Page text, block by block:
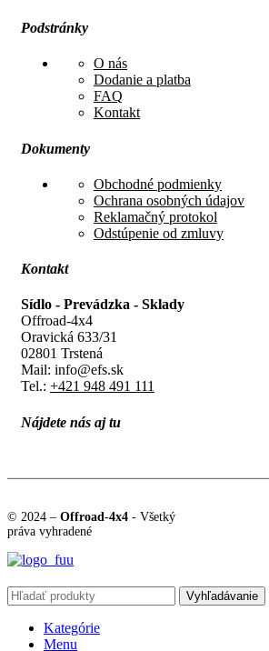
Podstránky
O nás
Dodanie a platba
FAQ
Kontakt
Dokumenty
Obchodné podmienky
Ochrana osobných údajov
Reklamačný protokol
Odstúpenie od zmluvy
Kontakt
Sídlo - Prevádzka - Sklady
Offroad-4x4
Oravická 633/31
02801 Trstená
Mail: info@efs.sk
Tel.: +421 948 491 111
Nájdete nás aj tu
© 2024 – Offroad-4x4 - Všetký
práva vyhradené
Vyhľadávanie
Kategórie
Menu